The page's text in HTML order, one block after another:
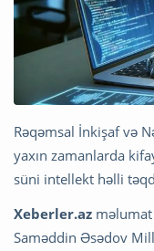
Rəqəmsal İnkişaf və
yaxın zamanlarda
süni intellekt həlli
Xeberler.az
Saməddin Əsədov